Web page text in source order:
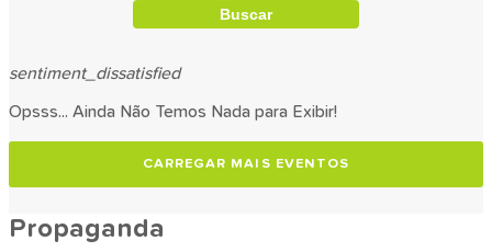
Buscar
sentiment_dissatisfied
Opsss... Ainda Não Temos Nada para Exibir!
CARREGAR MAIS EVENTOS
Propaganda